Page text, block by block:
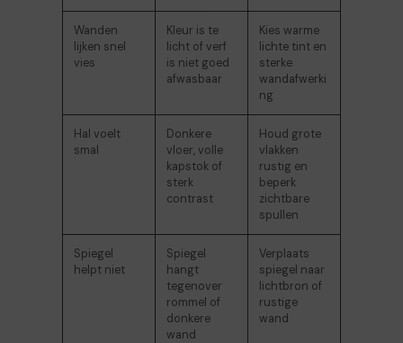
Wanden
lijken snel
vies
Kleur is te
licht of verf
is niet goed
afwasbaar
Kies warme
lichte tint en
sterke
wandafwerki
ng
Hal voelt
smal
Donkere
vloer, volle
kapstok of
sterk
contrast
Houd grote
vlakken
rustig en
beperk
zichtbare
spullen
Spiegel
helpt niet
Spiegel
hangt
tegenover
rommel of
donkere
wand
Verplaats
spiegel naar
lichtbron of
rustige
wand